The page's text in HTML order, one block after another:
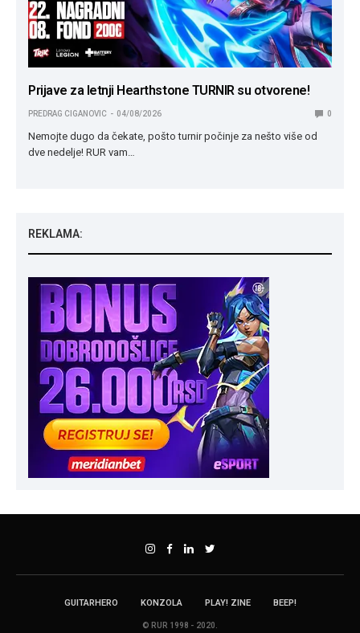
Prijave za letnji Hearthstone TURNIR su otvorene!
PREDRAG CIGANOVIC 04/08/2026 0
Nemojte dugo da čekate, pošto turnir počinje za nešto više od
dve nedelje! RUR vam…
REKLAMA:
GUITARHERO KONZOLA PLAY! ZINE BEEP!
© RUR 1998 - 2020.